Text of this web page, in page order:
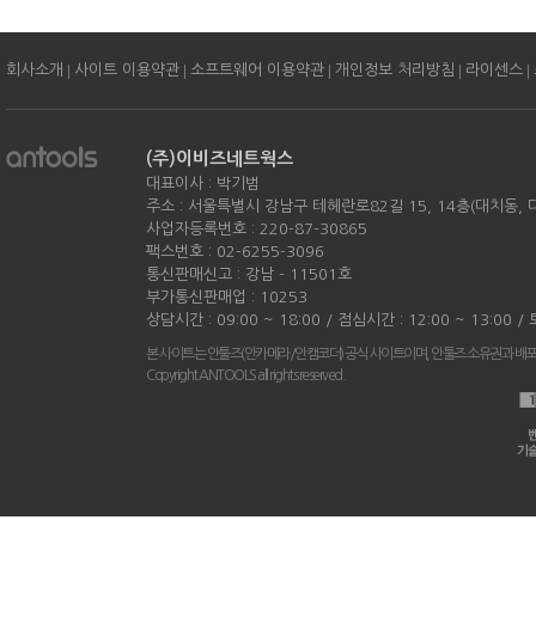
회사소개 | 사이트 이용약관 | 소프트웨어 이용약관 | 개인정보 처리방침 | 라이센스 |
(주)이비즈네트웍스
대표이사 : 박기범
주소 : 서울특별시 강남구 테헤란로82길 15, 14층(대치동,
사업자등록번호 : 220-87-30865
팩스번호 : 02-6255-3096
통신판매신고 : 강남 - 11501호
부가통신판매업 : 10253
상담시간 : 09:00 ~ 18:00 / 점심시간 : 12:00 ~ 13:00 /
본 사이트는 안툴즈(안카메라/안캠코더) 공식 사이트이며, 안툴즈 소유권과 배
Copyright ANTOOLS all rights reserved.